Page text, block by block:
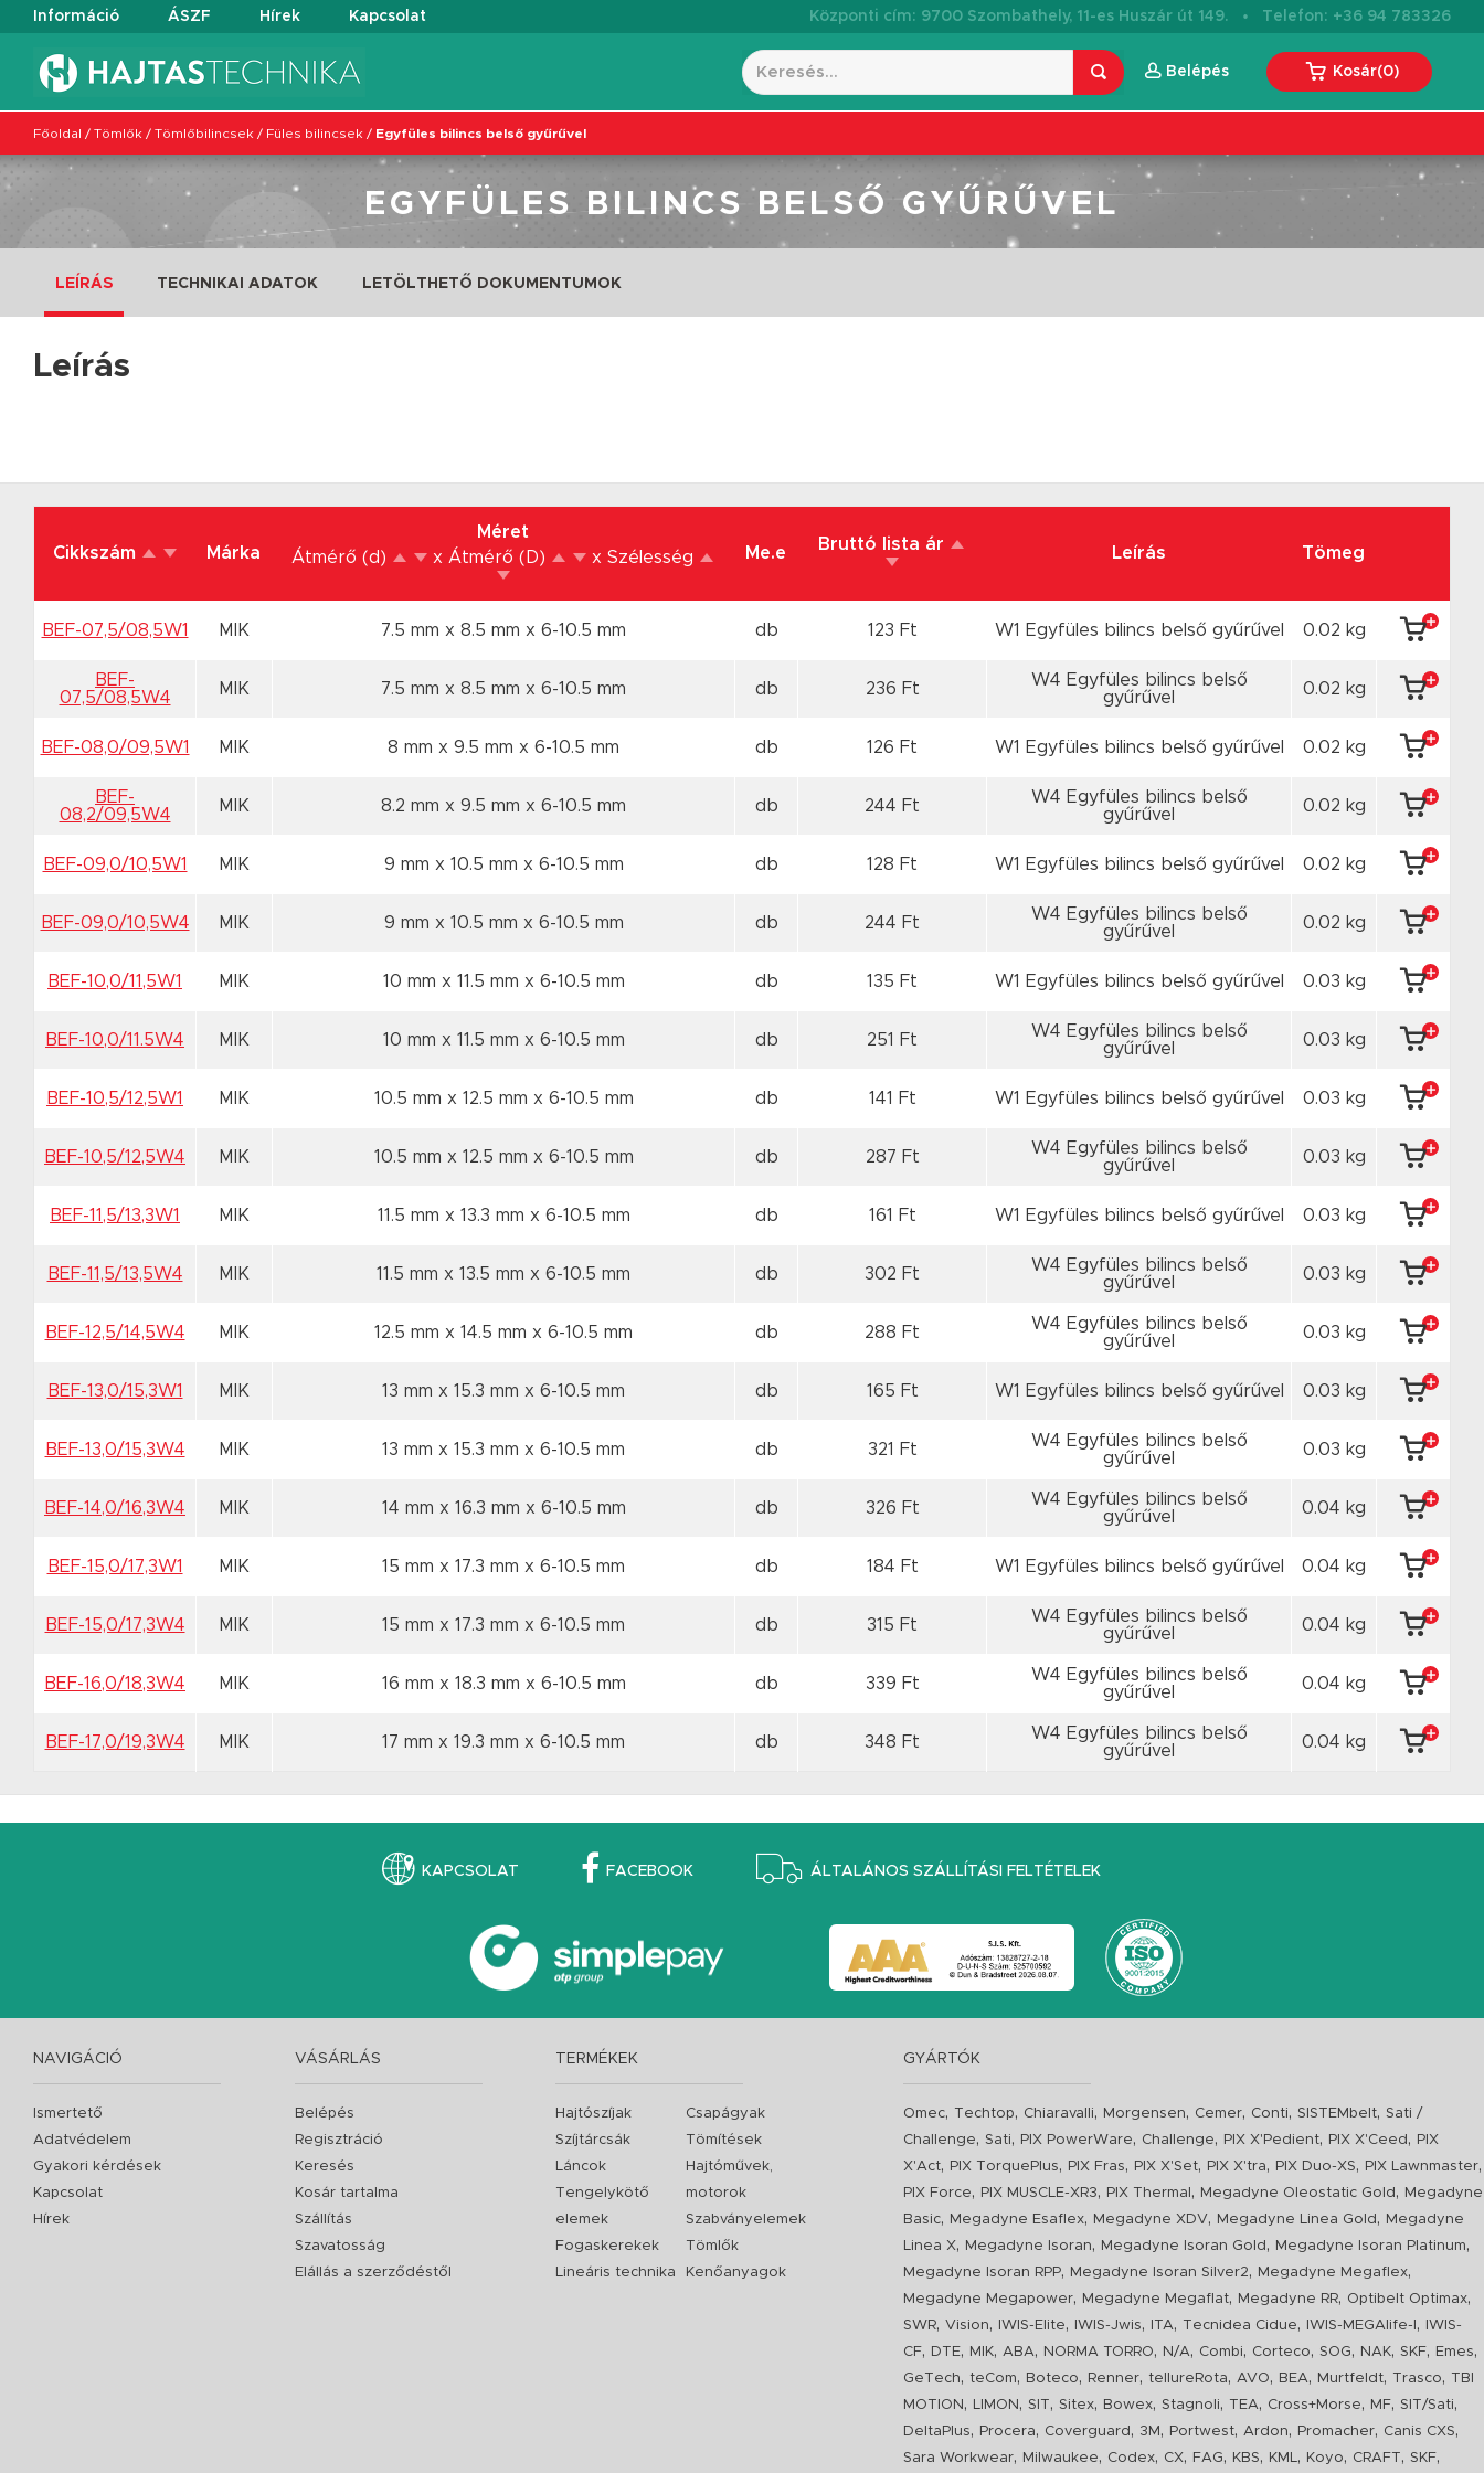
Információ ÁSZF Hírek Kapcsolat Központi cím: 9700 Szombathely, 11-es Huszár út 149. · Telefon: +36 94 783326
Belépés Kosár(0)
Főoldal / Tömlők / Tömlőbilincsek / Füles bilincsek / Egyfüles bilincs belső gyűrűvel
EGYFÜLES BILINCS BELSŐ GYŰRŰVEL
LEÍRÁS TECHNIKAI ADATOK LETÖLTHETŐ DOKUMENTUMOK
Leírás
Cikkszám Márka
Méret
Átmérő (d)
x Átmérő (D) x Szélesség Me.e Bruttó lista ár Leírás Tömeg
BEF-07,5/08,5W1 MIK 7.5 mm x 8.5 mm x 6-10.5 mm db 123 Ft W1 Egyfüles bilincs belső gyűrűvel 0.02 kg
BEF-
07,5/08,5W4
MIK 7.5 mm x 8.5 mm x 6-10.5 mm db 236 Ft
W4 Egyfüles bilincs belső
gyűrűvel
0.02 kg
BEF-08,0/09,5W1 MIK 8 mm x 9.5 mm x 6-10.5 mm db 126 Ft W1 Egyfüles bilincs belső gyűrűvel 0.02 kg
BEF-
08,2/09,5W4
MIK 8.2 mm x 9.5 mm x 6-10.5 mm db 244 Ft
W4 Egyfüles bilincs belső
gyűrűvel
0.02 kg
BEF-09,0/10,5W1 MIK 9 mm x 10.5 mm x 6-10.5 mm db 128 Ft W1 Egyfüles bilincs belső gyűrűvel 0.02 kg
BEF-09,0/10,5W4 MIK 9 mm x 10.5 mm x 6-10.5 mm db 244 Ft
W4 Egyfüles bilincs belső
gyűrűvel
0.02 kg
BEF-10,0/11,5W1 MIK 10 mm x 11.5 mm x 6-10.5 mm db 135 Ft W1 Egyfüles bilincs belső gyűrűvel 0.03 kg
BEF-10,0/11.5W4 MIK 10 mm x 11.5 mm x 6-10.5 mm db 251 Ft
W4 Egyfüles bilincs belső
gyűrűvel
0.03 kg
BEF-10,5/12,5W1 MIK 10.5 mm x 12.5 mm x 6-10.5 mm db 141 Ft W1 Egyfüles bilincs belső gyűrűvel 0.03 kg
BEF-10,5/12,5W4 MIK 10.5 mm x 12.5 mm x 6-10.5 mm db 287 Ft
W4 Egyfüles bilincs belső
gyűrűvel
0.03 kg
BEF-11,5/13,3W1 MIK 11.5 mm x 13.3 mm x 6-10.5 mm db 161 Ft W1 Egyfüles bilincs belső gyűrűvel 0.03 kg
BEF-11,5/13,5W4 MIK 11.5 mm x 13.5 mm x 6-10.5 mm db 302 Ft
W4 Egyfüles bilincs belső
gyűrűvel
0.03 kg
BEF-12,5/14,5W4 MIK 12.5 mm x 14.5 mm x 6-10.5 mm db 288 Ft
W4 Egyfüles bilincs belső
gyűrűvel
0.03 kg
BEF-13,0/15,3W1 MIK 13 mm x 15.3 mm x 6-10.5 mm db 165 Ft W1 Egyfüles bilincs belső gyűrűvel 0.03 kg
BEF-13,0/15,3W4 MIK 13 mm x 15.3 mm x 6-10.5 mm db 321 Ft
W4 Egyfüles bilincs belső
gyűrűvel
0.03 kg
BEF-14,0/16,3W4 MIK 14 mm x 16.3 mm x 6-10.5 mm db 326 Ft
W4 Egyfüles bilincs belső
gyűrűvel
0.04 kg
BEF-15,0/17,3W1 MIK 15 mm x 17.3 mm x 6-10.5 mm db 184 Ft W1 Egyfüles bilincs belső gyűrűvel 0.04 kg
BEF-15,0/17,3W4 MIK 15 mm x 17.3 mm x 6-10.5 mm db 315 Ft
W4 Egyfüles bilincs belső
gyűrűvel
0.04 kg
BEF-16,0/18,3W4 MIK 16 mm x 18.3 mm x 6-10.5 mm db 339 Ft
W4 Egyfüles bilincs belső
gyűrűvel
0.04 kg
BEF-17,0/19,3W4 MIK 17 mm x 19.3 mm x 6-10.5 mm db 348 Ft
W4 Egyfüles bilincs belső
gyűrűvel
0.04 kg
KAPCSOLAT FACEBOOK ÁLTALÁNOS SZÁLLÍTÁSI FELTÉTELEK
NAVIGÁCIÓ
Ismertető
Adatvédelem
Gyakori kérdések
Kapcsolat
Hírek
VÁSÁRLÁS
Belépés
Regisztráció
Keresés
Kosár tartalma
Szállítás
Szavatosság
Elállás a szerződéstől
TERMÉKEK
Hajtószíjak
Szíjtárcsák
Láncok
Tengelykötő
elemek
Fogaskerekek
Lineáris technika
Csapágyak
Tömítések
Hajtóművek,
motorok
Szabványelemek
Tömlők
Kenőanyagok
GYÁRTÓK
Omec, Techtop, Chiaravalli, Morgensen, Cemer, Conti,SISTEMbelt,Sati /
Challenge,Sati, PIX PowerWare, Challenge, PIX X'Pedient, PIX X'Ceed ,
PIX
X'Act, PIX TorquePlus, PIX Fras, PIX X'Set, PIX X'tra, PIX Duo-XS, PIX Lawnmaster,
PIX Force, PIX MUSCLE-XR3, PIX Thermal , Megadyne Oleostatic Gold ,
Megadyne
Basic, Megadyne Esaflex, Megadyne XDV, Megadyne Linea Gold ,
Megadyne
Linea X, Megadyne Isoran, Megadyne Isoran Gold , Megadyne Isoran Platinum,
Megadyne Isoran RPP, Megadyne Isoran Silver2, Megadyne Megaflex,
Megadyne Megapower, Megadyne Megaflat, Megadyne RR, Optibelt Optimax,
SWR,Vision, IWIS-Elite, IWIS-Jwis, ITA, Tecnidea Cidue, IWIS-MEGAlife-I ,
IWIS-
CF, DTE, MIK, ABA, NORMA TORRO, N/A, Combi, Corteco,SOG, NAK,SKF, Emes,
GeTech, teCom, Boteco, Renner, tellureRota, AVO, BEA, Murtfeldt, Trasco, TBI
MOTION , LIMON ,SIT,Sitex, Bowex,Stagnoli, TEA, Cross+Morse, MF,SIT/Sati,
DeltaPlus, Procera, Coverguard , 3M , Portwest, Ardon, Promacher, Canis CXS,
Sara Workwear, Milwaukee, Codex, CX, FAG, KBS, KML, Koyo, CRAFT,SKF,